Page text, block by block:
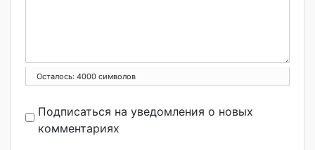
Осталось: 4000 символов
Подписаться на уведомления о новых
комментариях